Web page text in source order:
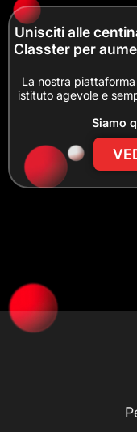
Unisciti alle
Classter per
La nostra
istituto agevole e
Siamo